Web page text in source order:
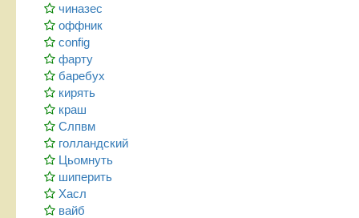
чиназес
оффник
config
фарту
баребух
кирять
краш
Слпвм
голландский
Цьомнуть
шиперить
Хасл
вайб